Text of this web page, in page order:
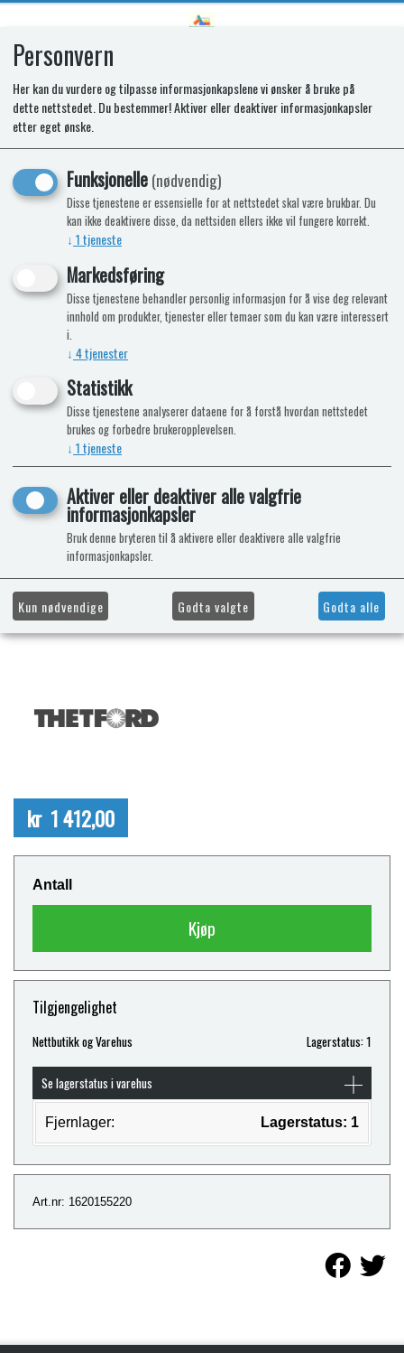
SSS FLUSH TUBE
kr 1 412,00
Antall
Kjøp
Tilgjengelighet
Nettbutikk og Varehus Lagerstatus: 1
Se lagerstatus i varehus
Fjernlager: Lagerstatus: 1
Art.nr: 1620155220
Personvern
Her kan du vurdere og tilpasse informasjonkapslene vi ønsker å bruke på
dette nettstedet. Du bestemmer! Aktiver eller deaktiver informasjonkapsler
etter eget ønske.
Funksjonelle(nødvendig)
Disse tjenestene er essensielle for at nettstedet skal være brukbar. Du
kan ikke deaktivere disse, da nettsiden ellers ikke vil fungere korrekt.
↓ 1tjeneste
Markedsføring
Disse tjenestene behandler personlig informasjon for å vise deg relevant
innhold om produkter, tjenester eller temaer som du kan være interessert
i.
↓ 4tjenester
Statistikk
Disse tjenestene analyserer dataene for å forstå hvordan nettstedet
brukes og forbedre brukeropplevelsen.
↓ 1tjeneste
Aktiver eller deaktiver alle valgfrie
informasjonkapsler
Bruk denne bryteren til å aktivere eller deaktivere alle valgfrie
informasjonkapsler.
Kun nødvendige Godta valgte Godta alle